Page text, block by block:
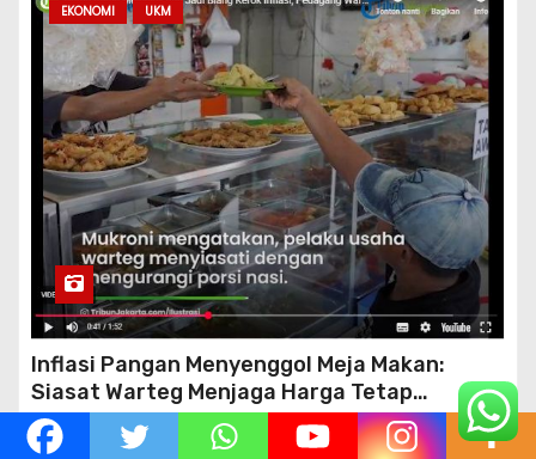
EKONOMI UKM
Inflasi Pangan Menyenggol Meja Makan:
Siasat Warteg Menjaga Harga Tetap
Terjangkau
Agu 6, 2026 Admin